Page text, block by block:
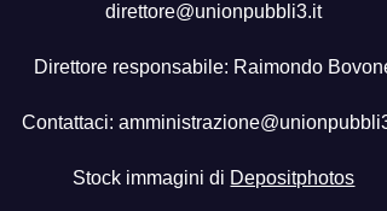
direttore@unionpubbli3.it
Direttore responsabile: Raimondo
Contattaci:
Stock immagini di Depositphotos